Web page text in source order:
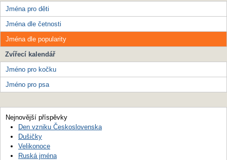
Jména pro děti
Jména dle četnosti
Jména dle popularity
Zvířecí kalendář
Jméno pro kočku
Jméno pro psa
Nejnovější příspěvky
Den vzniku Československa
Dušičky
Velikonoce
Ruská jména